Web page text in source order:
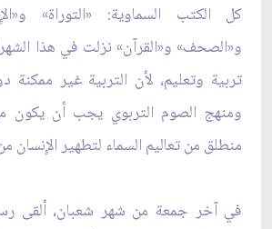
كل الكتب السماوية: «التوراة»
تربية وتعليم، لأن التربية غير
ومنهج الصوم التربوي يجب أن يكون
منطلق من تعاليم السماء لتطهير الإِنسان
في آخر جمعة من شهر شعبان، ألقى